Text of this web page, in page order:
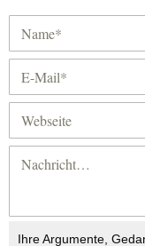
Ihre Argumente,